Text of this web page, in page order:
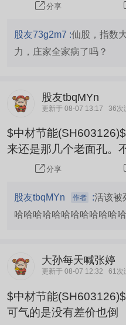
分享
股友73g2m7 :仙股，指数
力，庄家全家病了吗？
股友tbqMYn
更新于 08-07 13:17 36次
$中材节能
来还是那几个老面孔。
一般差、菜。啊哈哈哈
分享
股友tbqMYn 作者 :活该被
哈哈哈哈哈哈哈哈哈哈哈
大孙每天喊张婷
更新于 08-07 12:32 61次
$中材节能
可气的是没有差价也倒